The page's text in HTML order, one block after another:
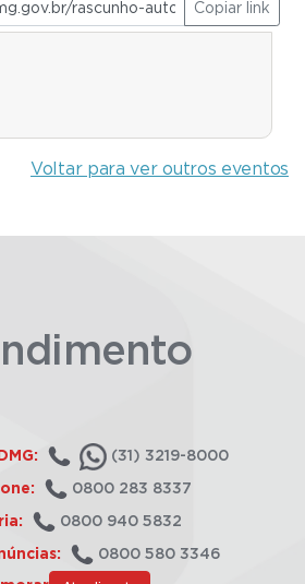
Copiar link
Voltar para ver outros eventos
(31) 3219-8000
0800 283 8337
0800 940 5832
0800 580 3346